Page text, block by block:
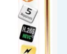
và bảo vệ cho
lựa chọn thông